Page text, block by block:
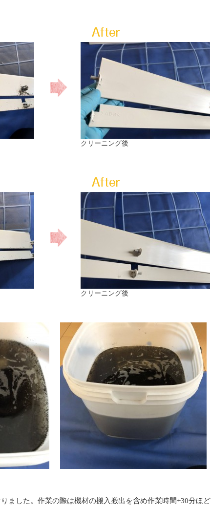
クリーニング後
クリーニング後
ました。作業の際は機材の搬入搬出を含め作業時間+30分ほど